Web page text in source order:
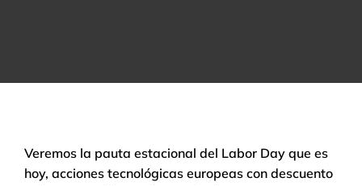
Veremos la pauta estacional del Labor Day que es
hoy, acciones tecnológicas europeas con descuento